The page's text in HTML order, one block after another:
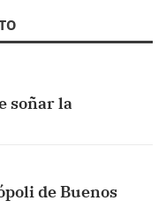
soñar la
de Buenos